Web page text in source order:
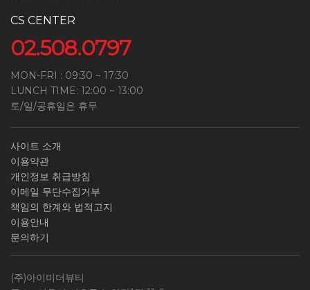
CS CENTER
02.508.0797
MON-FRI : 09:30 ~ 17:30
LUNCH TIME: 12:00 ~ 13:00
토/일/공휴일은 휴무
사이트 소개
이용약관
개인정보 취급방침
이메일 무단수집거부
책임의 한계와 법적고지
이용안내
문의하기
(주)아이미더뷰티